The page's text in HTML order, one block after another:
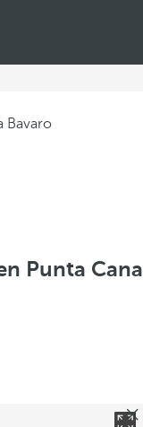
Bavaro
Punta Cana